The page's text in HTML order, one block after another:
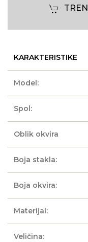
KARAKTERISTIKE
Model:
Spol:
Oblik okvira
Boja stakla:
Boja okvira:
Materijal:
Veličina: